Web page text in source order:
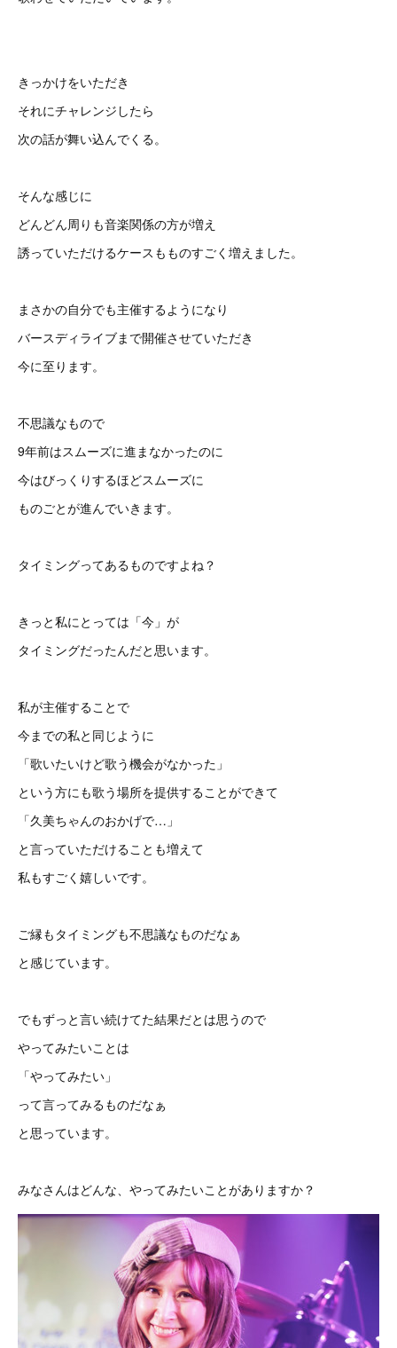
きっかけをいただき
それにチャレンジしたら
次の話が舞い込んでくる。
そんな感じに
どんどん周りも音楽関係の方が増え
誘っていただけるケースもものすごく増えました。
まさかの自分でも主催するようになり
バースディライブまで開催させていただき
今に至ります。
不思議なもので
9年前はスムーズに進まなかったのに
今はびっくりするほどスムーズに
ものごとが進んでいきます。
タイミングってあるものですよね？
きっと私にとっては「今」が
タイミングだったんだと思います。
私が主催することで
今までの私と同じように
「歌いたいけど歌う機会がなかった」
という方にも歌う場所を提供することができて
「久美ちゃんのおかげで…」
と言っていただけることも増えて
私もすごく嬉しいです。
ご縁もタイミングも不思議なものだなぁ
と感じています。
でもずっと言い続けてた結果だとは思うので
やってみたいことは
「やってみたい」
って言ってみるものだなぁ
と思っています。
みなさんはどんな、やってみたいことがありますか？